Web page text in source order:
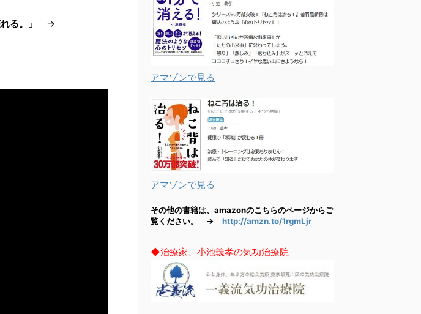
る。」
→
アマゾンで見る
アマゾンで見る
その他の書籍は、amazonのこちらのページからご
覧ください。 → http://amzn.to/1rgmLjr
◆治療家、小池義孝の気功治療院